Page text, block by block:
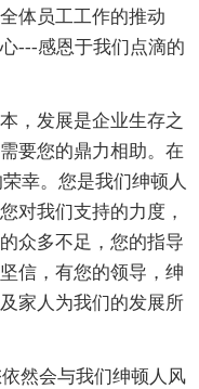
体员工工作的推动
---感恩于我们点滴的
，发展是企业生存之
要您的鼎力相助。在
幸。您是我们绅顿人
对我们支持的力度，
众多不足，您的指导
信，有您的领导，绅
家人为我们的发展所
然会与我们绅顿人风